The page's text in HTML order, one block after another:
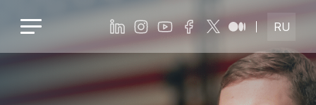
RU